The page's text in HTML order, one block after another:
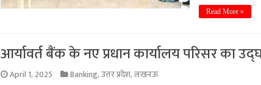
Read More »
आर्यावर्त बैंक के नए प्रधान कार्यालय परिसर का
April 1, 2025 Banking,उत्तर प्रदेश,लखनऊ